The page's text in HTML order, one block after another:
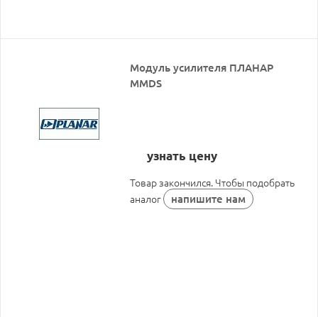
Модуль усилителя ПЛАНАР
MMDS
узнать цену
Товар закончился. Чтобы подобрать
аналог
напишите нам